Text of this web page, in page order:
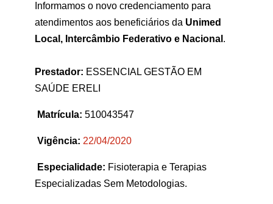
Informamos o novo credenciamento para
atendimentos aos beneficiários da Unimed
Local, Intercâmbio Federativo e Nacional .
Prestador: ESSENCIAL GESTÃO EM
SAÚDE ERELI
Matrícula: 510043547
Vigência: 22/04/2020
Especialidade: Fisioterapia e Terapias
Especializadas Sem Metodologias.